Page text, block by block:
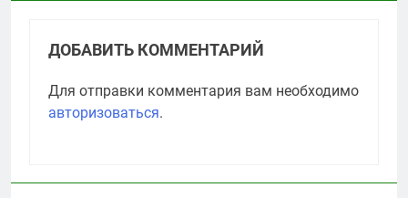
ДОБАВИТЬ КОММЕНТАРИЙ
Для отправки комментария вам необходимо
авторизоваться.